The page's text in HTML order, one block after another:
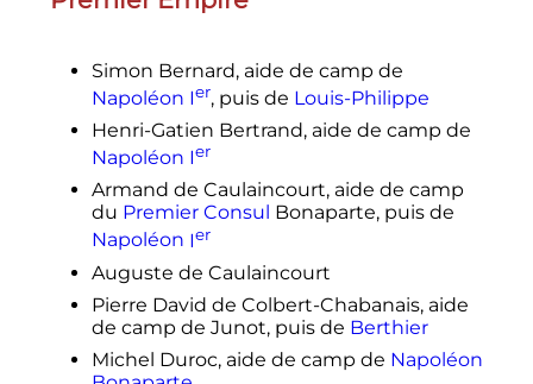
Simon Bernard, aide de camp de
Napoléon Ier, puis de Louis-Philippe
Henri-Gatien Bertrand, aide de camp de
Napoléon Ier
Armand de Caulaincourt, aide de camp
du Premier Consul Bonaparte, puis de
Napoléon Ier
Auguste de Caulaincourt
Pierre David de Colbert-Chabanais, aide
de camp de Junot, puis de Berthier
Michel Duroc, aide de camp de Napoléon